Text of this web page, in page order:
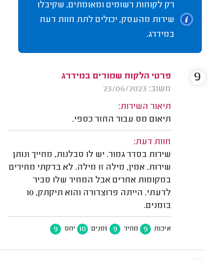
רק לקוחות רשומים ומאומתים, שקיבלו
שירות מהעסק, יכולים לתת חוות דעת
במידרג.
פרטי הלקוח שמורים במידרג
משוב: 23/06/2023
תיאור השירות:
תיאום מס עבור החזר כספי.
חוות דעת:
שירות בסדר גמור. יש לו סבלנות, מחייך ונותן
שירות. אמין, מילה זו מילה. לא בדקתי מחירים
במקומות אחרים אבל המחיר שלו סביר
לדעתי. הייתה פרוצדורה והוא תיקתק, 10
בזמנים.
איכות 9 מחיר 9 זמנים 10 יחס 9
9